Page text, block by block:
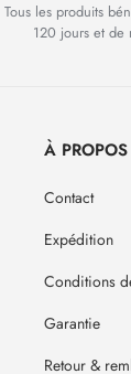
Tous les produits
120 jours et de
À
Contact
Expédition
Conditions
Garantie
Retour &